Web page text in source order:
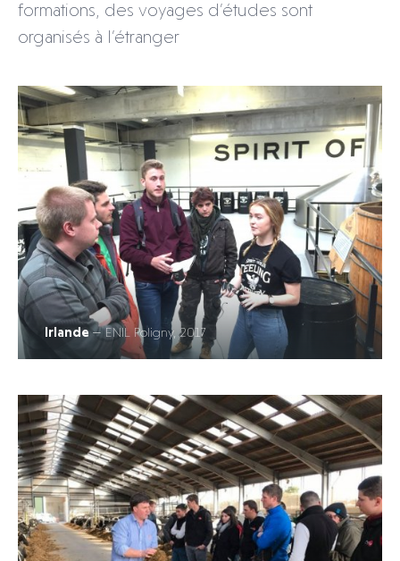
formations, des voyages d’études sont
organisés à l’étranger
Irlande— ENIL Poligny, 2017